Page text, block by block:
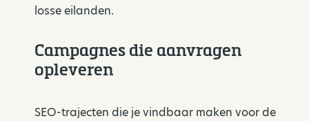
losse eilanden.
Campagnes die aanvragen
opleveren
SEO-trajecten die je vindbaar maken voor de